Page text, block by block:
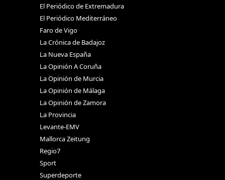
El Periódico de Extremadura
El Periódico Mediterráneo
Faro de Vigo
La Crónica de Badajoz
La Nueva España
La Opinión A Coruña
La Opinión de Murcia
La Opinión de Málaga
La Opinión de Zamora
La Provincia
Levante-EMV
Mallorca Zeitung
Regio7
Sport
Superdeporte